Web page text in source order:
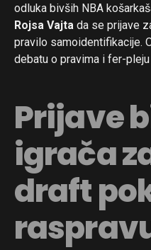
odluka bivših NBA
Rojsa Vajta da se prijave
pravilo samoidentifikacije.
debatu o pravima i fer-
Prijave
igrača
draft